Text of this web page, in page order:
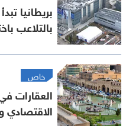
بريطانيا
بالتلاعب
خاص
العقارات
الاقتصادي